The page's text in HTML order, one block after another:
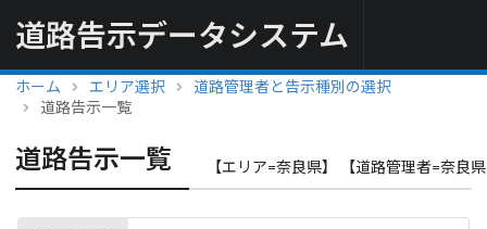
道路告示データシステム
ホーム エリア選択
道路管理者と告示種別の選択
道路告示一覧
道路告示一覧 【エリア=奈良県】 【道路管理者=奈良